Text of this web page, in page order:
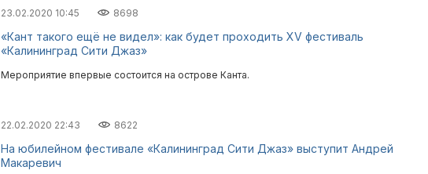
23.02.2020 10:45 8698
«Кант такого ещё не видел»: как будет проходить XV фестиваль
«Калининград Сити Джаз»
Мероприятие впервые состоится на острове Канта.
22.02.2020 22:43 8622
На юбилейном фестивале «Калининград Сити Джаз» выступит Андрей
Макаревич